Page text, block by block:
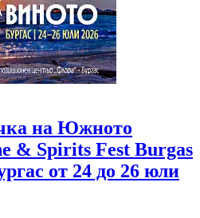
на Южното
& Spirits Fest Burgas
от 24 до 26 юли